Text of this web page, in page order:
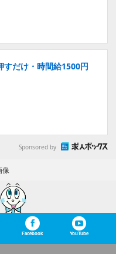
すだけ・時間給1500円
Sponsored by
像
Facebook YouTube